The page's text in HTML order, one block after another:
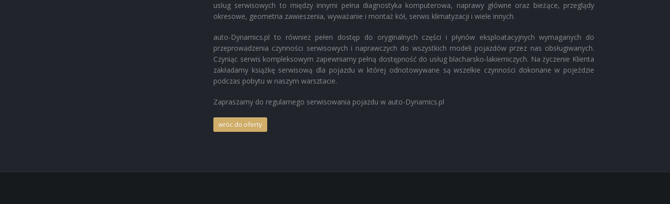
usług serwisowych to między innymi pełna diagnostyka komputerowa, naprawy główne oraz bieżące, przeglądy
okresowe, geometria zawieszenia, wyważanie i montaż kół, serwis klimatyzacji i wiele innych.
auto-Dynamics.pl to również pełen dostęp do oryginalnych części i płynów eksploatacyjnych wymaganych do
przeprowadzenia czynności serwisowych i naprawczych do wszystkich modeli pojazdów przez nas obsługiwanych.
Czyniąc serwis kompleksowym zapewniamy pełną dostępność do usług blacharsko-lakierniczych. Na życzenie Klienta
zakładamy książkę serwisową dla pojazdu w której odnotowywane są wszelkie czynności dokonane w pojeździe
podczas pobytu w naszym warsztacie.
Zapraszamy do regularnego serwisowania pojazdu w auto-Dynamics.pl
wróc do oferty